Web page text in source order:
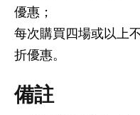
優惠；
每次購買四場或以上
折優惠。
備註